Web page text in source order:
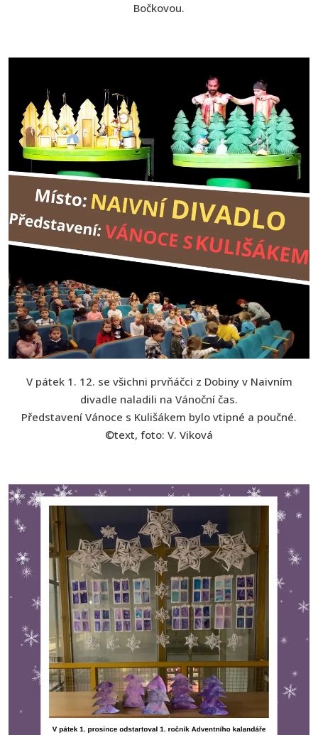
Bočkovou.
V pátek 1. 12. se všichni prvňáčci z Dobiny v Naivním
divadle naladili na Vánoční čas.
Představení Vánoce s Kulišákem bylo vtipné a poučné.
©text, foto: V. Viková